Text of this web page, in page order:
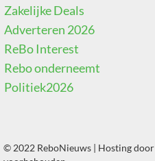
Zakelijke Deals
Adverteren 2026
ReBo Interest
Rebo onderneemt
Politiek2026
© 2022 ReboNieuws | Hosting door